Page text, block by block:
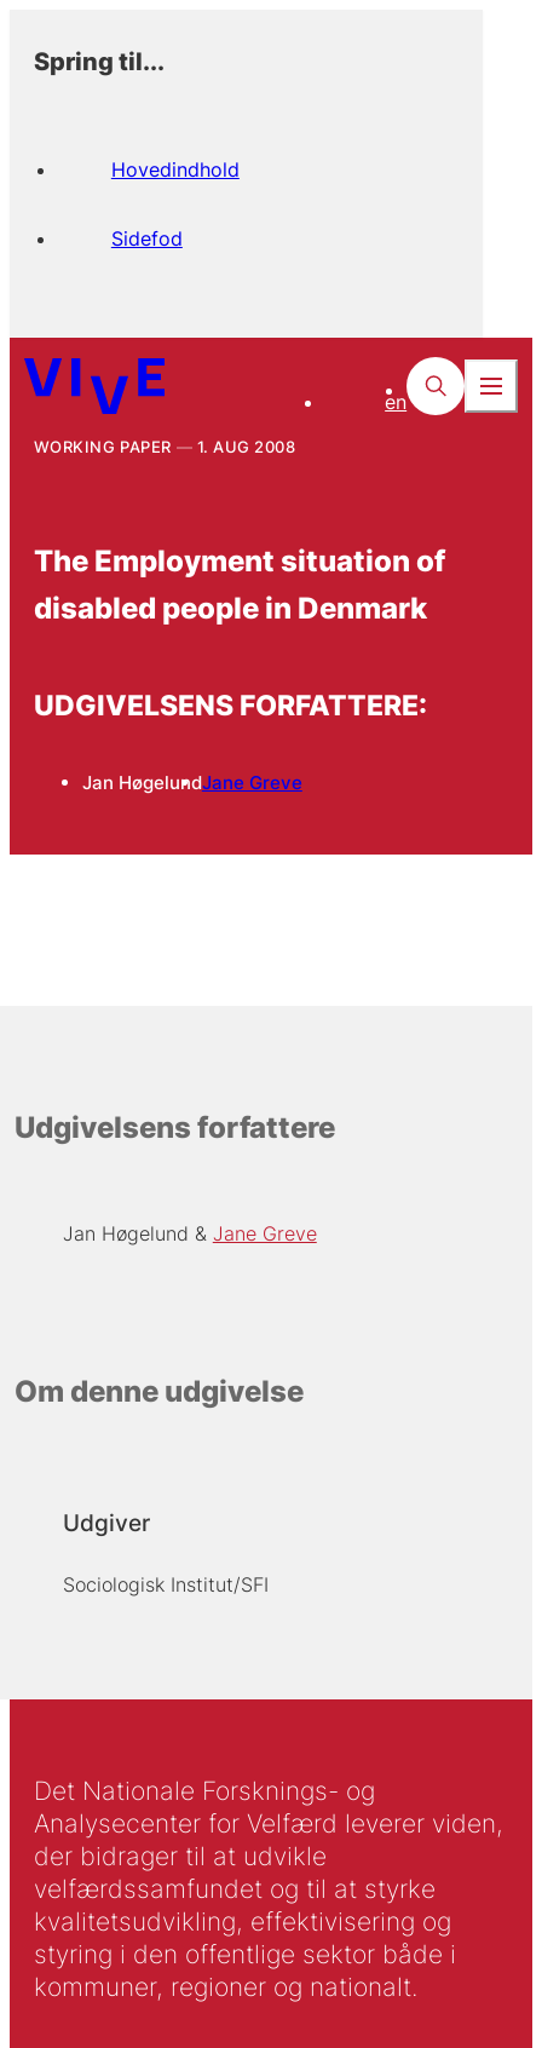
Spring til...
Hovedindhold
Sidefod
en
WORKING PAPER 1. AUG 2008
The Employment situation of
disabled people in Denmark
UDGIVELSENS FORFATTERE:
Jan HøgelundJane Greve
Udgivelsens forfattere
Jan Høgelund Jane Greve
Om denne udgivelse
Udgiver
Sociologisk Institut/SFI
Det Nationale Forsknings- og
Analysecenter for Velfærd leverer viden,
der bidrager til at udvikle
velfærdssamfundet og til at styrke
kvalitetsudvikling, effektivisering og
styring i den offentlige sektor både i
kommuner, regioner og nationalt.